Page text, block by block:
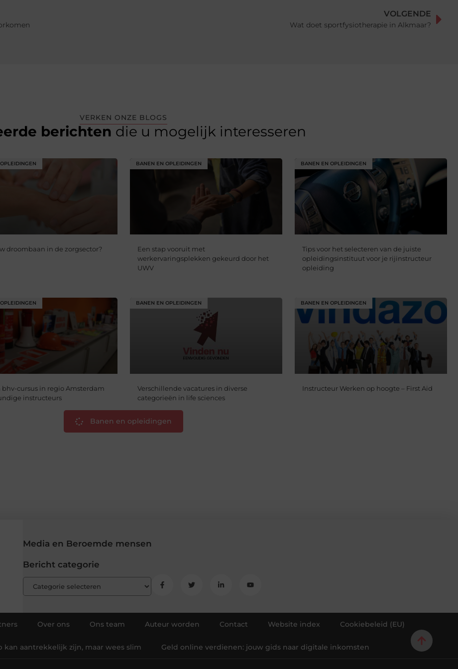
VOLGENDE
Wat doet sportfysiotherapie in Alkmaar?
VERKEN ONZE BLOGS
berichten die u mogelijk interesseren
droombaan in de zorgsector?
BANEN EN OPLEIDINGEN
Een stap vooruit met
werkervaringsplekken gekeurd door het
UWV
BANEN EN OPLEIDINGEN
Tips voor het selecteren van de juiste
opleidingsinstituut voor je rijinstructeur
opleiding
bhv-cursus in regio Amsterdam
instructeurs
BANEN EN OPLEIDINGEN
Verschillende vacatures in diverse
categorieën in life sciences
BANEN EN OPLEIDINGEN
Instructeur Werken op hoogte – First Aid
Banen en opleidingen
Media en Beroemde mensen
Bericht categorie
Over ons Ons team Auteur worden Contact Website index Cookiebeleid (EU)
aantrekkelijk zijn, maar wees slim Geld online verdienen: jouw gids naar digitale inkomsten